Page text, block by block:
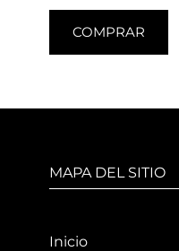
COMPRAR
MAPA DEL SITIO
Inicio